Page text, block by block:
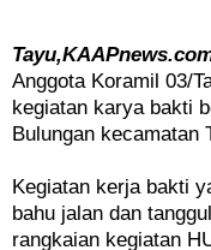
Anggota Koramil 03/
kegiatan karya bakti
Bulungan kecamatan
Kegiatan kerja bakti
bahu jalan dan
rangkaian kegiatan